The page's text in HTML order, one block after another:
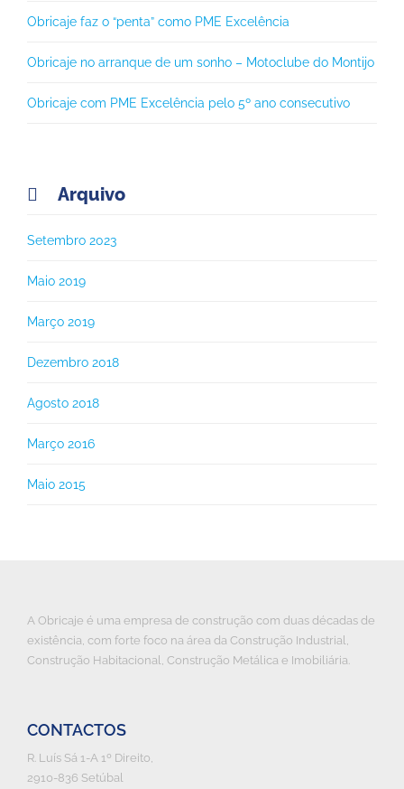
Obricaje faz o “penta” como PME Excelência
Obricaje no arranque de um sonho – Motoclube do Montijo
Obricaje com PME Excelência pelo 5º ano consecutivo
 Arquivo
Setembro 2023
Maio 2019
Março 2019
Dezembro 2018
Agosto 2018
Março 2016
Maio 2015
A Obricaje é uma empresa de construção com duas décadas de
existência, com forte foco na área da Construção Industrial,
Construção Habitacional, Construção Metálica e Imobiliária.
CONTACTOS
R. Luís Sá 1-A 1º Direito,
2910-836 Setúbal